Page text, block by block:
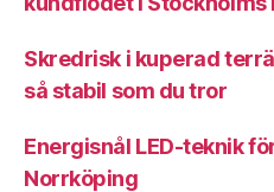
Skredrisk i kuperad
så stabil som du tror
Energisnål LED-teknik
Norrköping